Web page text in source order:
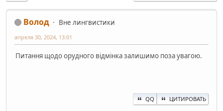
Волод Вне лингвистики
апреля 30, 2024, 13:01
Питання щодо орудного відмінка залишимо поза увагою.
QQ ЦИТИРОВАТЬ